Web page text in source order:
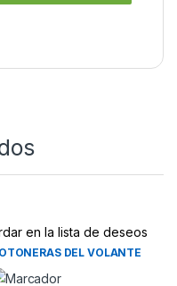
en la lista de deseos
DE CONTROL
DEL VOLANTE
VOLKSWAGEN
– VOLKSWAGEN